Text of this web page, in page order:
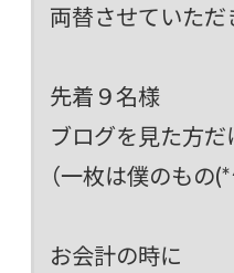
両替させていただ
先着９名様
ブログを見た方だ
（一枚は僕のもの
お会計の時に